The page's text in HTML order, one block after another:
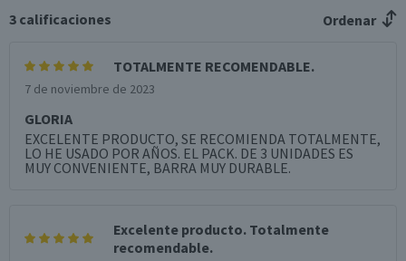
3 calificaciones Ordenar
TOTALMENTE RECOMENDABLE.
7 de noviembre de 2023
GLORIA
EXCELENTE PRODUCTO, SE RECOMIENDA TOTALMENTE,
LO HE USADO POR AÑOS. EL PACK. DE 3 UNIDADES ES
MUY CONVENIENTE, BARRA MUY DURABLE.
Excelente producto. Totalmente
recomendable.